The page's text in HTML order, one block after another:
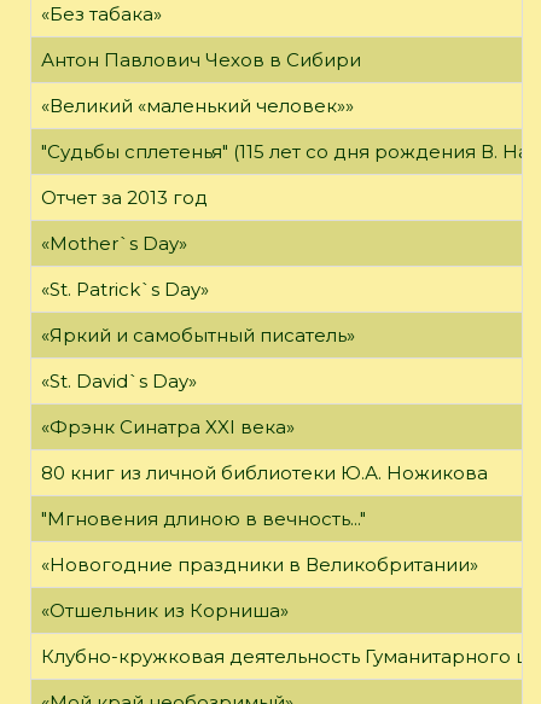
«Без табака»
Антон Павлович Чехов в Сибири
«Великий «маленький человек»»
"Судьбы сплетенья" (115 лет со дня рождения В.
Отчет за 2013 год
«Mother`s Day»
«St. Patrick`s Day»
«Яркий и самобытный писатель»
«St. David`s Day»
«Фрэнк Синатра XXI века»
80 книг из личной библиотеки Ю.А. Ножикова
"Мгновения длиною в вечность..."
«Новогодние праздники в Великобритании»
«Отшельник из Корниша»
Клубно-кружковая деятельность Гуманитарного